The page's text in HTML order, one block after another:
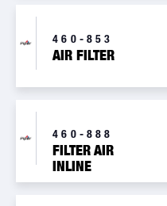
460-853
AIR FILTER
460-888
FILTER AIR
INLINE
AA1J7-1